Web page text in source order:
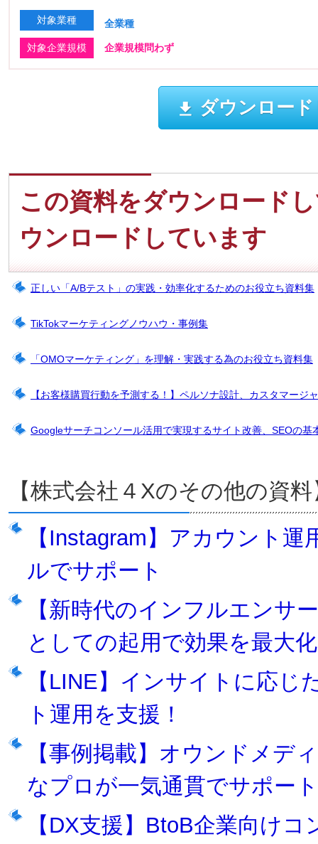
対象業種 全業種
対象企業規模 企業規模問わず
ダウンロー
この資料をダウンロード
ウンロードしています
正しい「A/Bテスト」の実践・効率化するためのお役立ち資料集
TikTokマーケティングノウハウ・事例集
「OMOマーケティング」を理解・実践する為のお役立ち資料集
【お客様購買行動を予測する！】ペルソナ設計、カスタマージ
Googleサーチコンソール活用で実現するサイト改善、SEOの
【株式会社４Xのその他の資料
【Instagram】アカウント
ルでサポート
【新時代のインフルエンサ
としての起用で効果を最大化
【LINE】インサイトに応じ
ト運用を支援！
【事例掲載】オウンドメデ
なプロが一気通貫でサポート
【DX支援】BtoB企業向け